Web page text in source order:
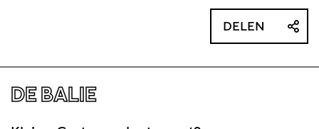
DELEN
DE BALIE